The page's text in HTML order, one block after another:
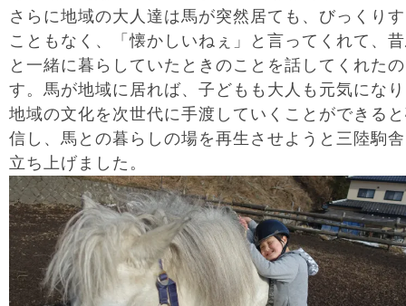
さらに地域の大人達は馬が突然居ても、びっくり
こともなく、「懐かしいねぇ」と言ってくれて、
と一緒に暮らしていたときのことを話してくれた
す。馬が地域に居れば、子どもも大人も元気にな
地域の文化を次世代に手渡していくことができる
信し、馬との暮らしの場を再生させようと三陸駒
立ち上げました。